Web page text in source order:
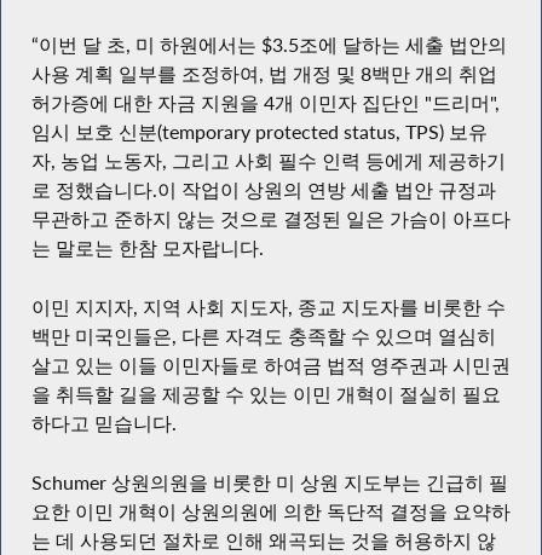
“이번 달 초, 미 하원에서는 $3.5조에 달하는 세출 법안의
사용 계획 일부를 조정하여, 법 개정 및 8백만 개의 취업
허가증에 대한 자금 지원을 4개 이민자 집단인 "드리머",
임시 보호 신분(temporary protected status, TPS) 보유
자, 농업 노동자, 그리고 사회 필수 인력 등에게 제공하기
로 정했습니다.이 작업이 상원의 연방 세출 법안 규정과
무관하고 준하지 않는 것으로 결정된 일은 가슴이 아프다
는 말로는 한참 모자랍니다.
이민 지지자, 지역 사회 지도자, 종교 지도자를 비롯한 수
백만 미국인들은, 다른 자격도 충족할 수 있으며 열심히
살고 있는 이들 이민자들로 하여금 법적 영주권과 시민권
을 취득할 길을 제공할 수 있는 이민 개혁이 절실히 필요
하다고 믿습니다.
Schumer 상원의원을 비롯한 미 상원 지도부는 긴급히 필
요한 이민 개혁이 상원의원에 의한 독단적 결정을 요약하
는 데 사용되던 절차로 인해 왜곡되는 것을 허용하지 않